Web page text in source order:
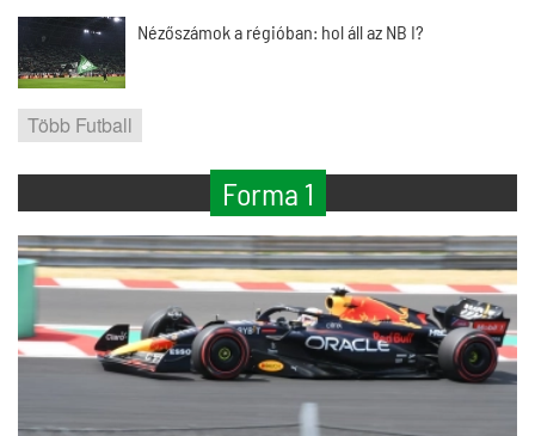
Nézőszámok a régióban: hol áll az NB I?
Több Futball
Forma 1